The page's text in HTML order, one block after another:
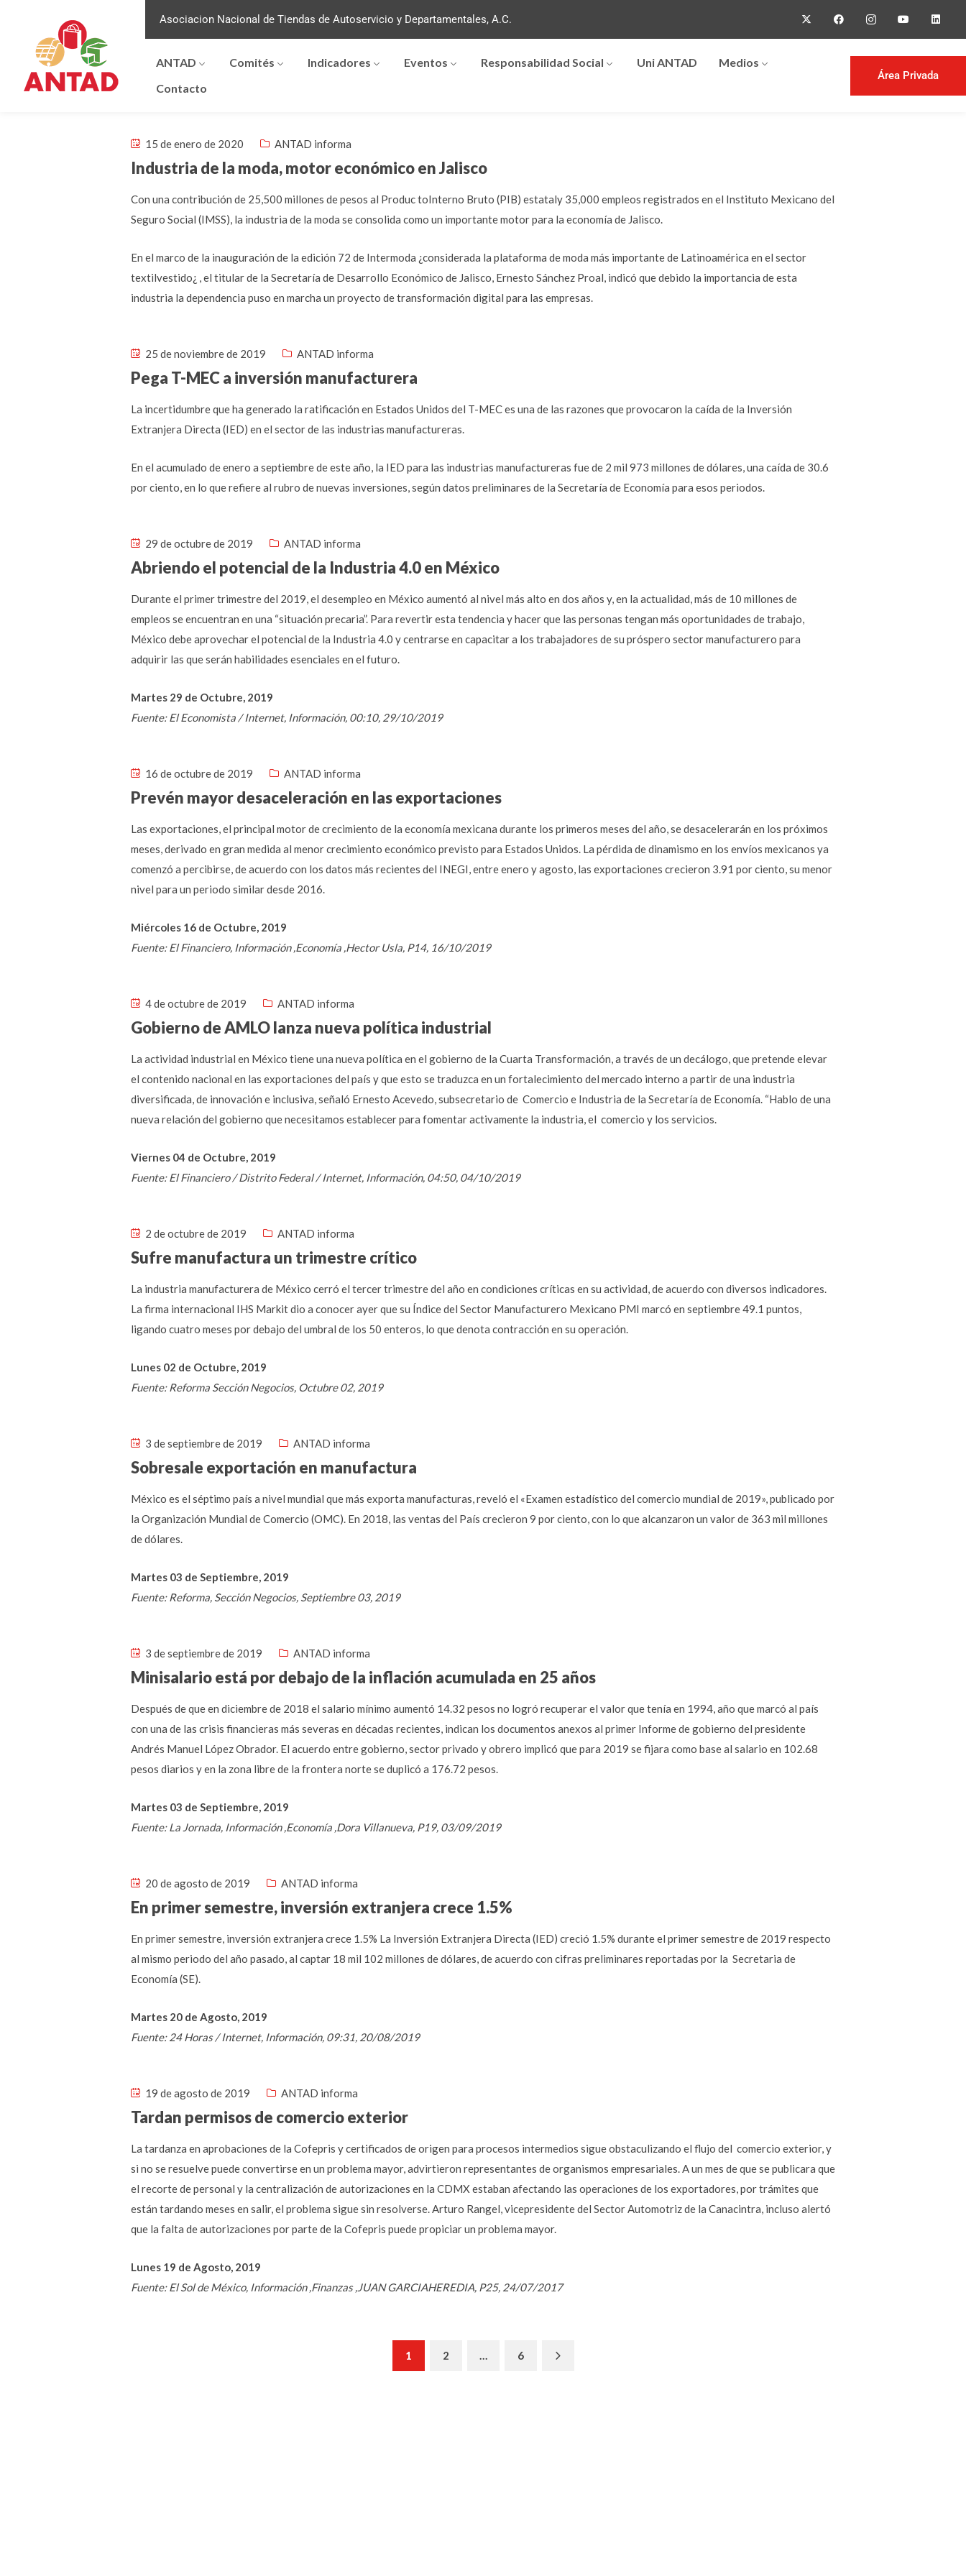
Asociacion Nacional de Tiendas de Autoservicio y Departamentales, A.C.
ANTAD Comités Indicadores Eventos Responsabilidad Social Uni ANTAD
Medios
Contacto
Área Privada
15 de enero de 2020 ANTAD informa
Industria de la moda, motor económico en Jalisco
Con una contribución de 25,500 millones de pesos al Produc toInterno Bruto (PIB) estataly 35,000 empleos registrados en el Instituto Mexicano del
Seguro Social (IMSS), la industria de la moda se consolida como un importante motor para la economía de Jalisco.
En el marco de la inauguración de la edición 72 de Intermoda ¿considerada la plataforma de moda más importante de Latinoamérica en el sector
textilvestido¿ , el titular de la Secretaría de Desarrollo Económico de Jalisco, Ernesto Sánchez Proal, indicó que debido la importancia de esta
industria la dependencia puso en marcha un proyecto de transformación digital para las empresas.
25 de noviembre de 2019 ANTAD informa
Pega T-MEC a inversión manufacturera
La incertidumbre que ha generado la ratificación en Estados Unidos del T-MEC es una de las razones que provocaron la caída de la Inversión
Extranjera Directa (IED) en el sector de las industrias manufactureras.
En el acumulado de enero a septiembre de este año, la IED para las industrias manufactureras fue de 2 mil 973 millones de dólares, una caída de 30.6
por ciento, en lo que refiere al rubro de nuevas inversiones, según datos preliminares de la Secretaría de Economía para esos periodos.
29 de octubre de 2019 ANTAD informa
Abriendo el potencial de la Industria 4.0 en México
Durante el primer trimestre del 2019, el desempleo en México aumentó al nivel más alto en dos años y, en la actualidad, más de 10 millones de
empleos se encuentran en una “situación precaria”. Para revertir esta tendencia y hacer que las personas tengan más oportunidades de trabajo,
México debe aprovechar el potencial de la Industria 4.0 y centrarse en capacitar a los trabajadores de su próspero sector manufacturero para
adquirir las que serán habilidades esenciales en el futuro.
Martes 29 de Octubre, 2019
Fuente: El Economista / Internet, Información, 00:10, 29/10/2019
16 de octubre de 2019 ANTAD informa
Prevén mayor desaceleración en las exportaciones
Las exportaciones, el principal motor de crecimiento de la economía mexicana durante los primeros meses del año, se desacelerarán en los próximos
meses, derivado en gran medida al menor crecimiento económico previsto para Estados Unidos. La pérdida de dinamismo en los envíos mexicanos ya
comenzó a percibirse, de acuerdo con los datos más recientes del INEGI, entre enero y agosto, las exportaciones crecieron 3.91 por ciento, su menor
nivel para un periodo similar desde 2016.
Miércoles 16 de Octubre, 2019
Fuente: El Financiero, Información ,Economía ,Hector Usla, P14, 16/10/2019
4 de octubre de 2019 ANTAD informa
Gobierno de AMLO lanza nueva política industrial
La actividad industrial en México tiene una nueva política en el gobierno de la Cuarta Transformación, a través de un decálogo, que pretende elevar
el contenido nacional en las exportaciones del país y que esto se traduzca en un fortalecimiento del mercado interno a partir de una industria
diversificada, de innovación e inclusiva, señaló Ernesto Acevedo, subsecretario de Comercio e Industria de la Secretaría de Economía. “Hablo de una
nueva relación del gobierno que necesitamos establecer para fomentar activamente la industria, el comercio y los servicios.
Viernes 04 de Octubre, 2019
Fuente: El Financiero / Distrito Federal / Internet, Información, 04:50, 04/10/2019
2 de octubre de 2019 ANTAD informa
Sufre manufactura un trimestre crítico
La industria manufacturera de México cerró el tercer trimestre del año en condiciones críticas en su actividad, de acuerdo con diversos indicadores.
La firma internacional IHS Markit dio a conocer ayer que su Índice del Sector Manufacturero Mexicano PMI marcó en septiembre 49.1 puntos,
ligando cuatro meses por debajo del umbral de los 50 enteros, lo que denota contracción en su operación.
Lunes 02 de Octubre, 2019
Fuente: Reforma Sección Negocios, Octubre 02, 2019
3 de septiembre de 2019 ANTAD informa
Sobresale exportación en manufactura
México es el séptimo país a nivel mundial que más exporta manufacturas, reveló el «Examen estadístico del comercio mundial de 2019», publicado por
la Organización Mundial de Comercio (OMC). En 2018, las ventas del País crecieron 9 por ciento, con lo que alcanzaron un valor de 363 mil millones
de dólares.
Martes 03 de Septiembre, 2019
Fuente: Reforma, Sección Negocios, Septiembre 03, 2019
3 de septiembre de 2019 ANTAD informa
Minisalario está por debajo de la inflación acumulada en 25 años
Después de que en diciembre de 2018 el salario mínimo aumentó 14.32 pesos no logró recuperar el valor que tenía en 1994, año que marcó al país
con una de las crisis financieras más severas en décadas recientes, indican los documentos anexos al primer Informe de gobierno del presidente
Andrés Manuel López Obrador. El acuerdo entre gobierno, sector privado y obrero implicó que para 2019 se fijara como base al salario en 102.68
pesos diarios y en la zona libre de la frontera norte se duplicó a 176.72 pesos.
Martes 03 de Septiembre, 2019
Fuente: La Jornada, Información ,Economía ,Dora Villanueva, P19, 03/09/2019
20 de agosto de 2019 ANTAD informa
En primer semestre, inversión extranjera crece 1.5%
En primer semestre, inversión extranjera crece 1.5% La Inversión Extranjera Directa (IED) creció 1.5% durante el primer semestre de 2019 respecto
al mismo periodo del año pasado, al captar 18 mil 102 millones de dólares, de acuerdo con cifras preliminares reportadas por la Secretaria de
Economía (SE).
Martes 20 de Agosto, 2019
Fuente: 24 Horas / Internet, Información, 09:31, 20/08/2019
19 de agosto de 2019 ANTAD informa
Tardan permisos de comercio exterior
La tardanza en aprobaciones de la Cofepris y certificados de origen para procesos intermedios sigue obstaculizando el flujo del comercio exterior, y
si no se resuelve puede convertirse en un problema mayor, advirtieron representantes de organismos empresariales. A un mes de que se publicara que
el recorte de personal y la centralización de autorizaciones en la CDMX estaban afectando las operaciones de los exportadores, por trámites que
están tardando meses en salir, el problema sigue sin resolverse. Arturo Rangel, vicepresidente del Sector Automotriz de la Canacintra, incluso alertó
que la falta de autorizaciones por parte de la Cofepris puede propiciar un problema mayor.
Lunes 19 de Agosto, 2019
Fuente: El Sol de México, Información ,Finanzas ,JUAN GARCIAHEREDIA, P25, 24/07/2017
1 2 … 6